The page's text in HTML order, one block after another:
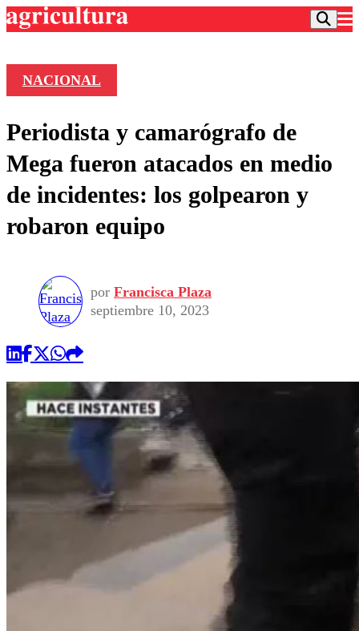
Frecuencias
Agricultura TV
Deportes
Colo Colo
Motor
Torneo Internacional
Torneo Nacional
Entretención
Noticias
Internacional
Nacional
Vida Social
Programas
Comercial
NACIONAL
Periodista y camarógrafo de
Mega fueron atacados en medio
de incidentes: los golpearon y
robaron equipo
por Francisca Plaza
septiembre 10, 2023